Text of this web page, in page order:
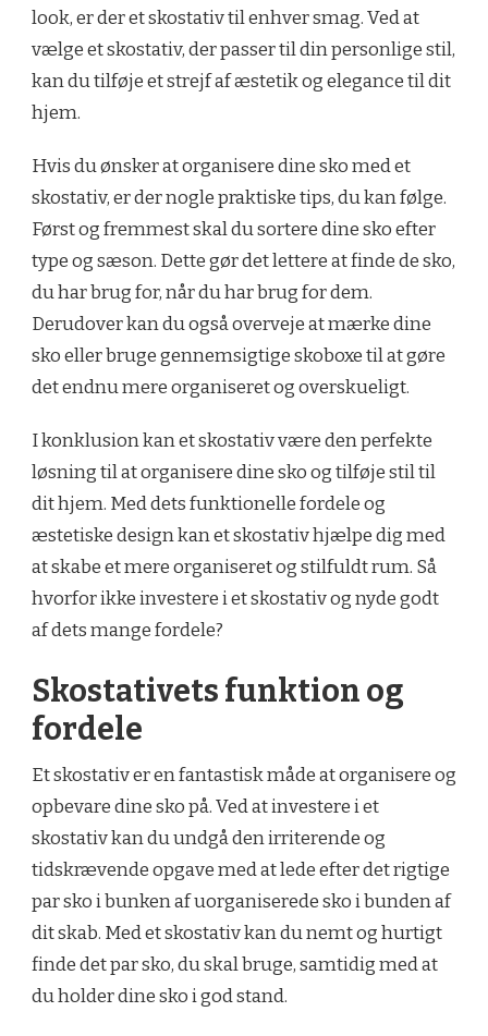
look, er der et skostativ til enhver smag. Ved at
vælge et skostativ, der passer til din personlige stil,
kan du tilføje et strejf af æstetik og elegance til dit
hjem.
Hvis du ønsker at organisere dine sko med et
skostativ, er der nogle praktiske tips, du kan følge.
Først og fremmest skal du sortere dine sko efter
type og sæson. Dette gør det lettere at finde de sko,
du har brug for, når du har brug for dem.
Derudover kan du også overveje at mærke dine
sko eller bruge gennemsigtige skoboxe til at gøre
det endnu mere organiseret og overskueligt.
I konklusion kan et skostativ være den perfekte
løsning til at organisere dine sko og tilføje stil til
dit hjem. Med dets funktionelle fordele og
æstetiske design kan et skostativ hjælpe dig med
at skabe et mere organiseret og stilfuldt rum. Så
hvorfor ikke investere i et skostativ og nyde godt
af dets mange fordele?
Skostativets funktion og
fordele
Et skostativ er en fantastisk måde at organisere og
opbevare dine sko på. Ved at investere i et
skostativ kan du undgå den irriterende og
tidskrævende opgave med at lede efter det rigtige
par sko i bunken af uorganiserede sko i bunden af
dit skab. Med et skostativ kan du nemt og hurtigt
finde det par sko, du skal bruge, samtidig med at
du holder dine sko i god stand.